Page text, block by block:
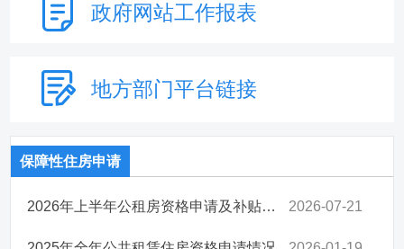
政府网站工作报表
地方部门平台链接
保障性住房申请
2026年上半年公租房资格申请及补贴发放情况公示 2026-07-21